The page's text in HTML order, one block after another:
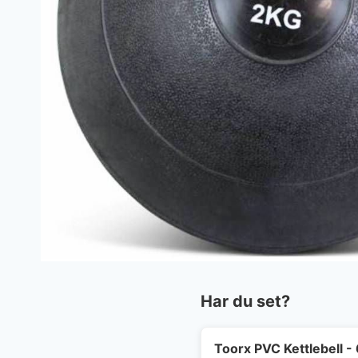
Har du set?
Toorx PVC Kettlebell -